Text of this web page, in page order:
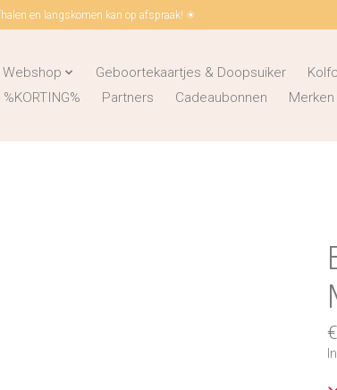
en langskomen kan op afspraak! ☀
Webshop Geboortekaartjes & Doopsuiker
Partners Cadeaubonnen Merken